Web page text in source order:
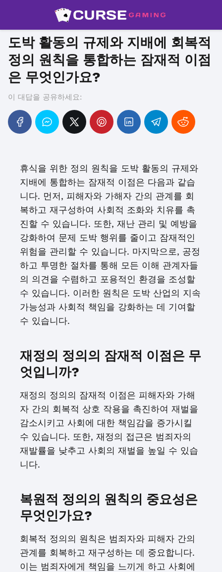
도박 활동의 규제와 지배에 회복적
정의 원칙을 통합하는 잠재적 이점
은 무엇인가요?
이 대답을 공유하세요:
휴식을 위한 정의 원칙을 도박 활동의 규제와
지배에 통합하는 잠재적 이점은 다음과 같습
니다. 먼저, 피해자와 가해자 간의 관계를 회
복하고 재구성하여 사회적 조화와 치유를 촉
진할 수 있습니다. 또한, 재난 관리 및 예방을
강화하여 문제 도박 행위를 줄이고 잠재적인
위험을 관리할 수 있습니다. 마지막으로, 공정
하고 투명한 절차를 통해 모든 이해 관계자들
의 의견을 수렴하고 포용적인 환경을 조성할
수 있습니다. 이러한 원칙은 도박 산업의 지속
가능성과 사회적 책임을 강화하는 데 기여할
수 있습니다.
재정의 정의의 잠재적 이점은 무
엇입니까?
재정의 정의의 잠재적 이점은 피해자와 가해
자 간의 회복적 상호 작용을 촉진하여 재벌을
감소시키고 사회에 대한 책임감을 증가시킬
수 있습니다. 또한, 재정의 접근은 범죄자의
재발률을 낮추고 사회의 재벌을 높일 수 있습
니다.
복원적 정의의 원칙의 중요성은
무엇인가요?
회복적 정의의 원칙은 범죄자와 피해자 간의
관계를 회복하고 재구성하는 데 중요합니다.
이는 범죄자에게 책임을 느끼게 하고 사회에